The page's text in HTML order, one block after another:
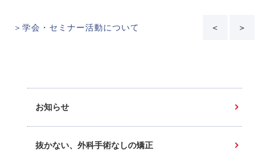
＞学会・セミナー活動について ＜ ＞
お知らせ
抜かない、外科手術なしの矯正